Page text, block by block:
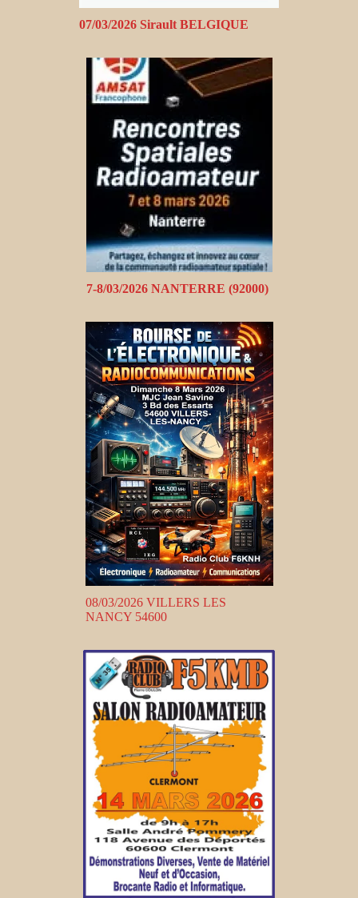
07/03/2026 Sirault BELGIQUE
7-8/03/2026 NANTERRE (92000)
08/03/2026 VILLERS LES
NANCY 54600